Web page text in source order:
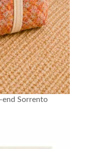
end Sorrento